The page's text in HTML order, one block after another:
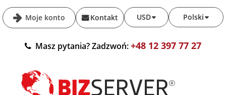
Moje konto Polski
USD
Kontakt
Masz pytania? Zadzwoń:+48 12 397 77 27